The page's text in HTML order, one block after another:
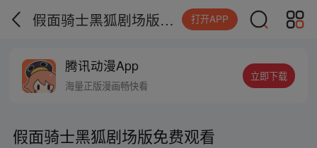
假面骑士黑狐剧场版免费观看 打开APP
腾讯动漫App
海量正版漫画畅快看
立即下载
假面骑士黑狐剧场版免费观看